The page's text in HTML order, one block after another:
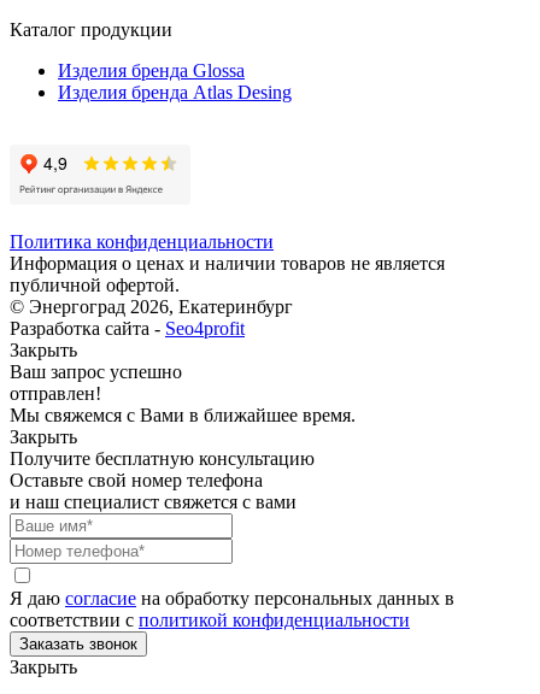
Каталог продукции
Изделия бренда Glossa
Изделия бренда Atlas Desing
Политика конфиденциальности
Информация о ценах и наличии товаров не является
публичной офертой.
© Энергоград 2026, Екатеринбург
Разработка сайта - Seo4profit
Закрыть
Ваш запрос успешно
отправлен!
Мы свяжемся с Вами в ближайшее время.
Закрыть
Получите бесплатную консультацию
Оставьте свой номер телефона
и наш специалист свяжется с вами
Я даю согласие на обработку персональных данных в
соответствии с политикой конфиденциальности
Закрыть